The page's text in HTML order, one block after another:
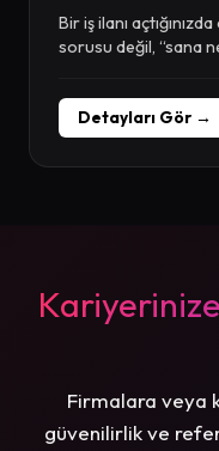
Bir iş ilanı
sorusu değil, “sana
Detayları Gör →
Firmalara veya
güvenilirlik ve